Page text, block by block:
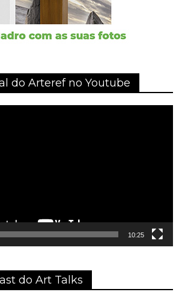
do Arteref no Youtube
10:25
do Art Talks